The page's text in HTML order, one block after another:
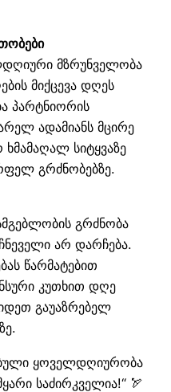
მზრუნველობა
მიქცევა დღეს
პარტნიორის
ადამიანს მცირე
ხმამაღალ სიტყვაზე
გრძნობებზე.
გრძნობა
არ დარჩება.
წარმატებით
კუთხით დღე
გაუაზრებელ
ყოველდღიურობა
საძირკველია!“ 🏹